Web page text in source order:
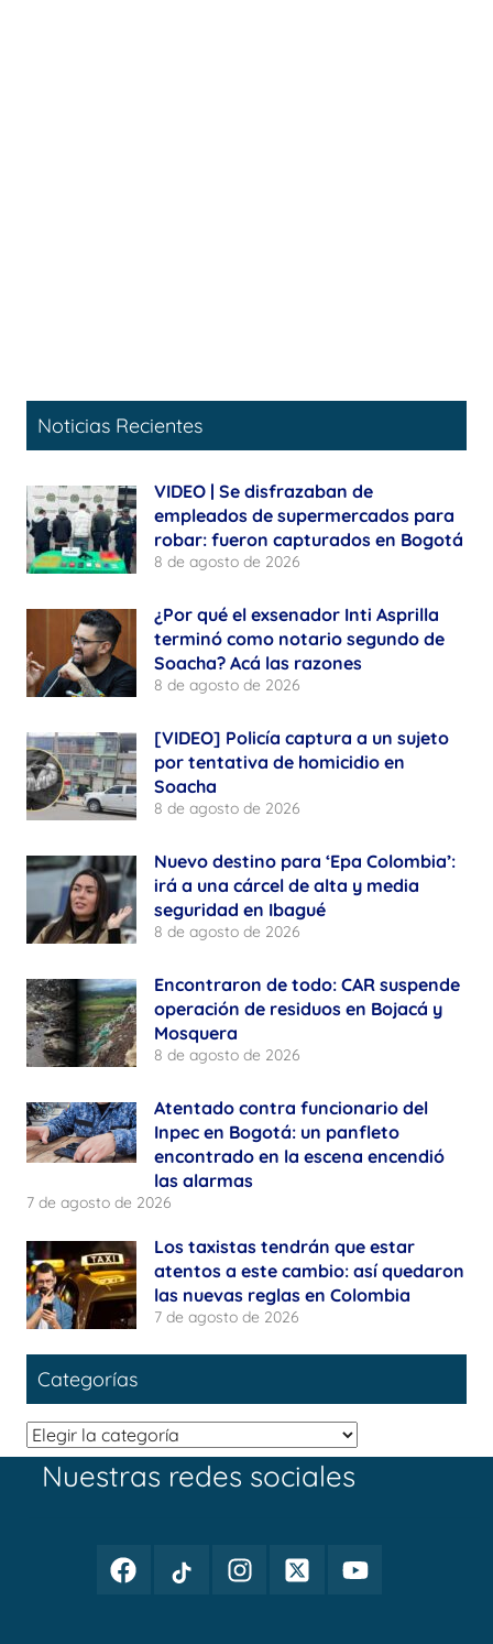
Noticias Recientes
VIDEO | Se disfrazaban de
empleados de supermercados para
robar: fueron capturados en Bogotá
8 de agosto de 2026
¿Por qué el exsenador Inti Asprilla
terminó como notario segundo de
Soacha? Acá las razones
8 de agosto de 2026
[VIDEO] Policía captura a un sujeto
por tentativa de homicidio en
Soacha
8 de agosto de 2026
Nuevo destino para ‘Epa Colombia’:
irá a una cárcel de alta y media
seguridad en Ibagué
8 de agosto de 2026
Encontraron de todo: CAR suspende
operación de residuos en Bojacá y
Mosquera
8 de agosto de 2026
Atentado contra funcionario del
Inpec en Bogotá: un panfleto
encontrado en la escena encendió
las alarmas
7 de agosto de 2026
Los taxistas tendrán que estar
atentos a este cambio: así quedaron
las nuevas reglas en Colombia
7 de agosto de 2026
Categorías
Categorías
Nuestras redes sociales
Facebook
Periodismo
TikTok
Periodismo
InstagramTwitterYoutube